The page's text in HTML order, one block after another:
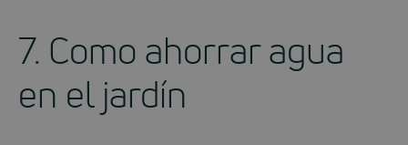
7. Como ahorrar agua
en el jardín